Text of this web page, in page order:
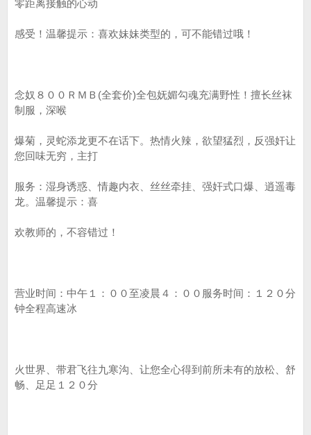
零距离接触的心动
感受！温馨提示：喜欢妹妹类型的，可不能错过哦！
念奴８００ＲＭＢ(全套价)全包妩媚勾魂充满野性！擅长丝袜
制服，深喉
爆菊，灵蛇添龙更不在话下。热情火辣，欲望猛烈，反强奸让
您回味无穷，主打
服务：湿身诱惑、情趣内衣、丝丝牵挂、强奸式口爆、逍遥毒
龙。温馨提示：喜
欢教师的，不容错过！
营业时间：中午１：００至凌晨４：００服务时间：１２０分
钟全程高速冰
火世界、带君飞往九寒沟、让您全心得到前所未有的放松、舒
畅、足足１２０分